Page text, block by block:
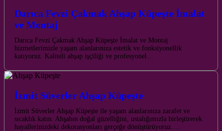
Darıca Fevzi Çakmak Ahşap Küpeşte İmalat
ve Montaj
Darıca Fevzi Çakmak Ahşap Küpeşte İmalat ve Montaj
hizmetlerimizle yaşam alanlarınıza estetik ve fonksiyonellik
katıyoruz. Kaliteli ahşap işçiliği ve profesyonel…
İzmit Süverler Ahşap Küpeşte
İzmit Süverler Ahşap Küpeşte ile yaşam alanlarınıza zarafet ve
sıcaklık katın. Ahşabın doğal güzelliğini, ustalığımızla birleştirerek
hayallerinizdeki dekorasyonları gerçeğe dönüştürüyoruz.…